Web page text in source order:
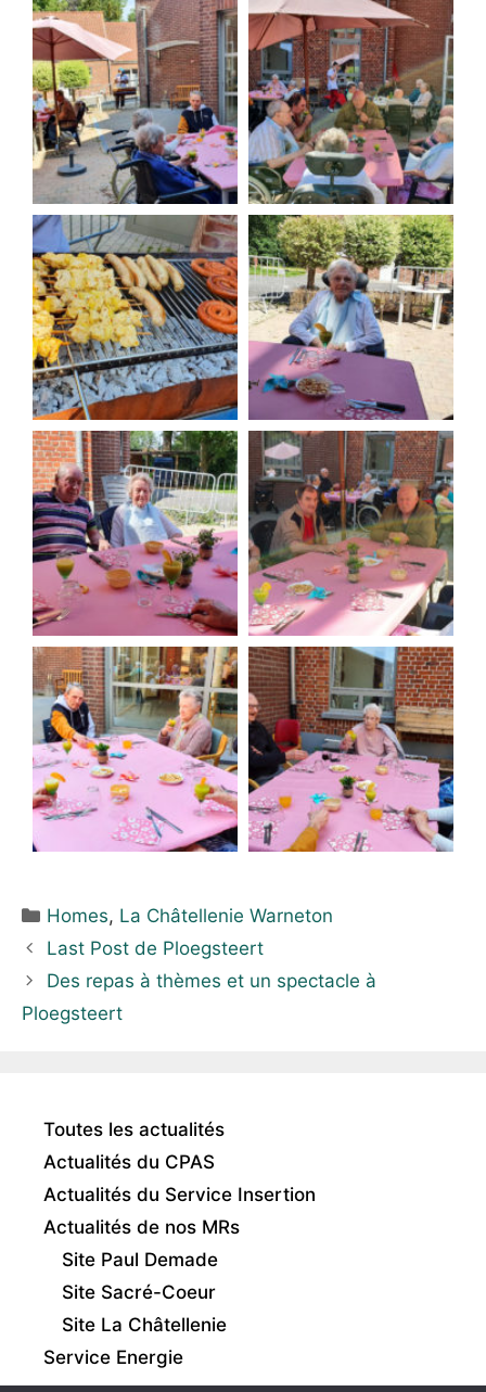
Homes, La Châtellenie Warneton
Last Post de Ploegsteert
Des repas à thèmes et un spectacle à
Ploegsteert
Toutes les actualités
Actualités du CPAS
Actualités du Service Insertion
Actualités de nos MRs
Site Paul Demade
Site Sacré-Coeur
Site La Châtellenie
Service Energie